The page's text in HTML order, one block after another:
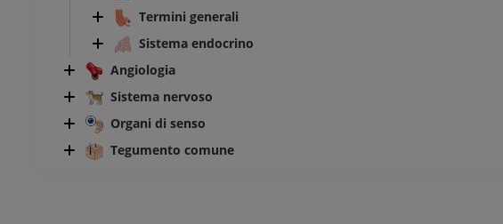
Termini generali
Sistema endocrino
Angiologia
Sistema nervoso
Organi di senso
Tegumento comune